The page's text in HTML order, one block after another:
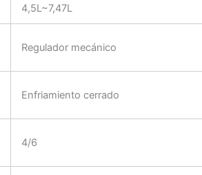
4,5L~7,47L
Regulador mecánico
Enfriamiento cerrado
4/6